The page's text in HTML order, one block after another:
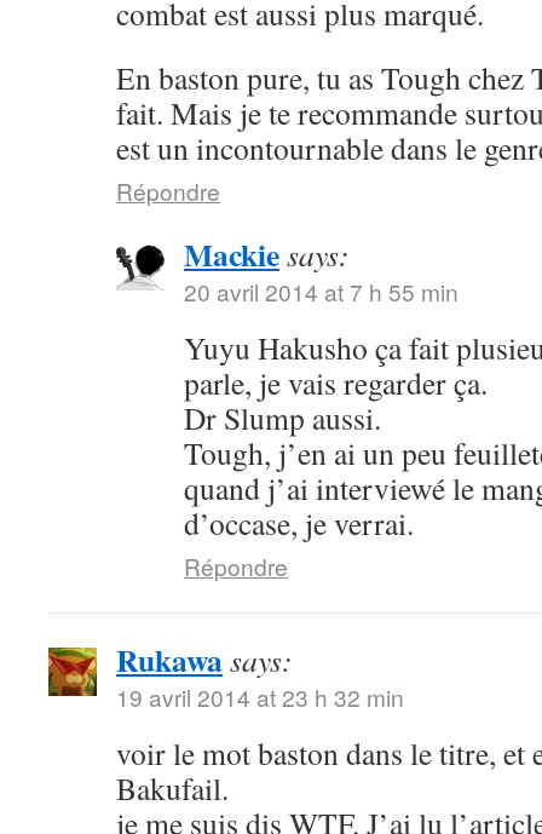
combat est aussi plus marqué.
En baston pure, tu as Tough chez
fait. Mais je te recommande
est un incontournable dans le
Répondre
Mackiesays:
20 avril 2014 at 7 h 55 min
Yuyu Hakusho ça fait
parle, je vais regarder ça.
Dr Slump aussi.
Tough, j’en ai un peu
quand j’ai interviewé le
d’occase, je verrai.
Répondre
Rukawasays:
19 avril 2014 at 23 h 32 min
voir le mot baston dans le titre, et
Bakufail.
je me suis dis WTF. J’ai lu